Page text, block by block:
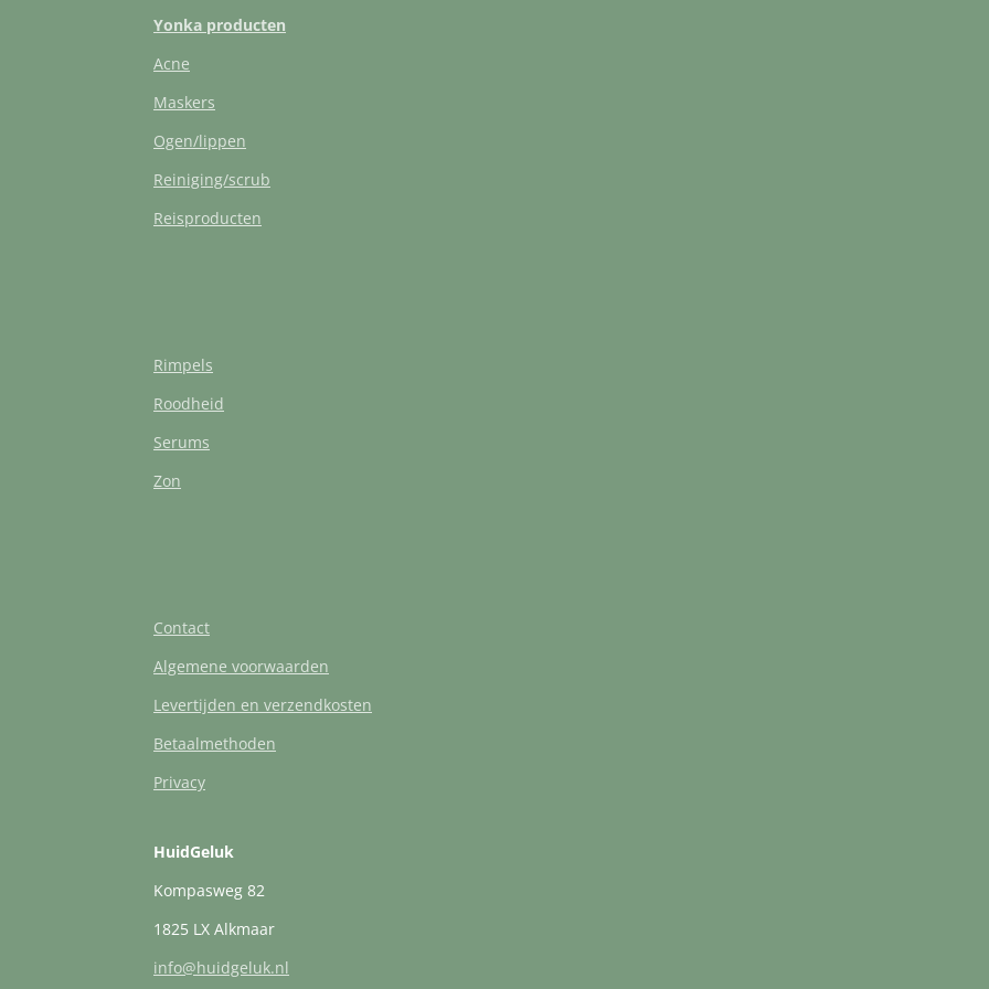
Yonka producten
Acne
Maskers
Ogen/lippen
Reiniging/scrub
Reisproducten
Rimpels
Roodheid
Serums
Zon
Contact
Algemene voorwaarden
Levertijden en verzendkosten
Betaalmethoden
Privacy
HuidGeluk
Kompasweg 82
1825 LX Alkmaar
info@huidgeluk.nl